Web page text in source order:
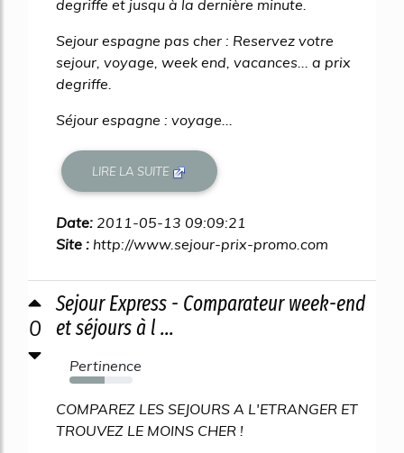
degriffe et jusqu à la dernière minute.
Sejour espagne pas cher : Reservez votre
sejour, voyage, week end, vacances... a prix
degriffe.
Séjour espagne : voyage...
LIRE LA SUITE
Date: 2011-05-13 09:09:21
Site : http://www.sejour-prix-promo.com
0
Sejour Express - Comparateur week-end
et séjours à l ...
Pertinence
56%
COMPAREZ LES SEJOURS A L'ETRANGER ET
TROUVEZ LE MOINS CHER !